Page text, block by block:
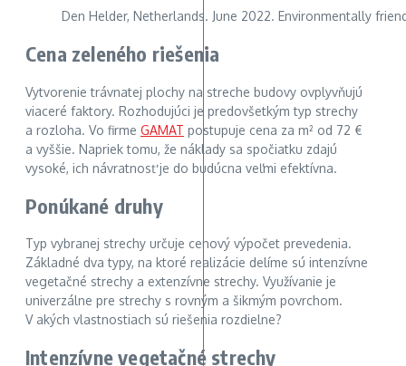
Den Helder, Netherlands. June 2022. Environmentally
Cena zeleného riešenia
Vytvorenie trávnatej plochy na streche budovy ovplyvňujú
viaceré faktory. Rozhodujúci je predovšetkým typ strechy
a rozloha. Vo firme GAMAT postupuje cena za m² od 72 €
a vyššie. Napriek tomu, že náklady sa spočiatku zdajú
vysoké, ich návratnosť je do budúcna veľmi efektívna.
Ponúkané druhy
Typ vybranej strechy určuje cenový výpočet prevedenia.
Základné dva typy, na ktoré realizácie delíme sú intenzívne
vegetačné strechy a extenzívne strechy. Využívanie je
univerzálne pre strechy s rovným a šikmým povrchom.
V akých vlastnostiach sú riešenia rozdielne?
Intenzívne vegetačné strechy